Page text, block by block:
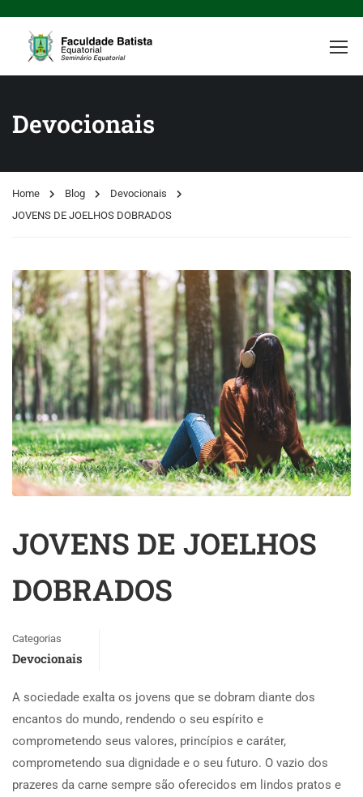
Devocionais
Home Blog
Devocionais
JOVENS DE JOELHOS DOBRADOS
JOVENS DE JOELHOS
DOBRADOS
Categorias
Devocionais
A sociedade exalta os jovens que se dobram diante dos
encantos do mundo, rendendo o seu espírito e
comprometendo seus valores, princípios e caráter,
comprometendo sua dignidade e o seu futuro. O vazio dos
prazeres da carne sempre são oferecidos em lindos pratos e